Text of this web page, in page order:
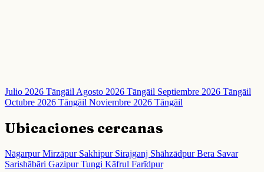
Julio 2026 TāngāilAgosto 2026 Tāngāil Septiembre 2026 Tāngāil
Octubre 2026 Tāngāil Noviembre 2026 Tāngāil
Ubicaciones cercanas
NāgarpurMirzāpur Sakhipur Sirajganj ShāhzādpurBera Savar
Sarishābāri GazipurTungi Kāfrul Farīdpur